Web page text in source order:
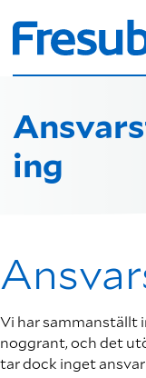
ing
Vi har sammanställt
noggrant, och det
tar dock inget